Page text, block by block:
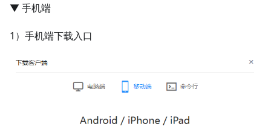
▼ 手机端
1）手机端下载入口